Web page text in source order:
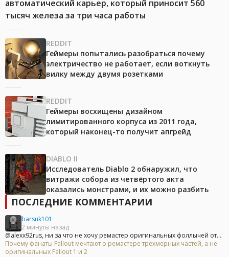
автоматический карьер, который приносит 560
тысяч железа за три часа работы
REDDIT
Геймеры попытались разобраться почему
электричество не работает, если воткнуть
вилку между двумя розетками
REDDIT
Геймеры восхищены дизайном
лимитированного корпуса из 2011 года,
который наконец-то получит апгрейд
DIABLO II
Исследователь Diablo 2 обнаружил, что
витражи собора из четвёртого акта
оказались монстрами, и их можно разбить
ПОСЛЕДНИЕ КОММЕНТАРИИ
barsuk101
2 минуты назад
@alexx92rus, ни за что не хочу ремастер оригинальных фоллычей от...
Почему фанаты Fallout мечтают о ремастере трёхмерных частей, а не
оригинальных Fallout 1 и 2